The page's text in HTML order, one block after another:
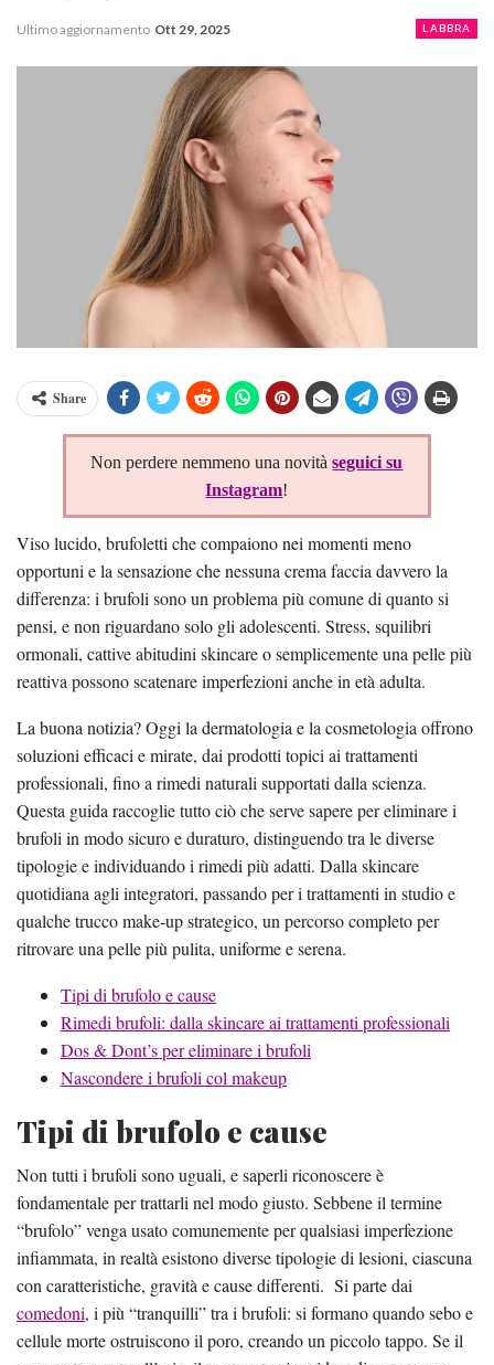
LABBRA
Ultimo aggiornamento Ott 29, 2025
Share
Non perdere nemmeno una novitàseguici su
Instagram!
Viso lucido, brufoletti che compaiono nei momenti meno
opportuni e la sensazione che nessuna crema faccia davvero la
differenza: i brufoli sono un problema più comune di quanto si
pensi, e non riguardano solo gli adolescenti. Stress, squilibri
ormonali, cattive abitudini skincare o semplicemente una pelle più
reattiva possono scatenare imperfezioni anche in età adulta.
La buona notizia? Oggi la dermatologia e la cosmetologia offrono
soluzioni efficaci e mirate, dai prodotti topici ai trattamenti
professionali, fino a rimedi naturali supportati dalla scienza.
Questa guida raccoglie tutto ciò che serve sapere per eliminare i
brufoli in modo sicuro e duraturo, distinguendo tra le diverse
tipologie e individuando i rimedi più adatti. Dalla skincare
quotidiana agli integratori, passando per i trattamenti in studio e
qualche trucco make-up strategico, un percorso completo per
ritrovare una pelle più pulita, uniforme e serena.
Tipi di brufolo e cause
Rimedi brufoli: dalla skincare ai trattamenti professionali
Dos & Dont’s per eliminare i brufoli
Nascondere i brufoli col makeup
Tipi di brufolo e cause
Non tutti i brufoli sono uguali, e saperli riconoscere è
fondamentale per trattarli nel modo giusto. Sebbene il termine
“brufolo” venga usato comunemente per qualsiasi imperfezione
infiammata, in realtà esistono diverse tipologie di lesioni, ciascuna
con caratteristiche, gravità e cause differenti. Si parte dai
comedoni, i più “tranquilli” tra i brufoli: si formano quando sebo e
cellule morte ostruiscono il poro, creando un piccolo tappo. Se il